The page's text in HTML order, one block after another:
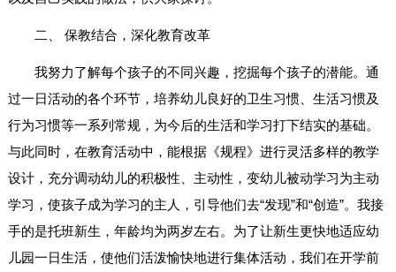
二、 保教结合，深化教育改革
我努力了解每个孩子的不同兴趣，挖掘每个孩子的潜能。通
过一日活动的各个环节，培养幼儿良好的卫生习惯、生活习惯及
行为习惯等一系列常规，为今后的生活和学习打下结实的基础。
与此同时，在教育活动中，能根据《规程》进行灵活多样的教学
设计，充分调动幼儿的积极性、主动性，变幼儿被动学习为主动
学习，使孩子成为学习的主人，引导他们去“发现”和“创造”。我接
手的是托班新生，年龄均为两岁左右。为了让新生更快地适应幼
儿园一日生活，使他们活泼愉快地进行集体活动，我们在开学前